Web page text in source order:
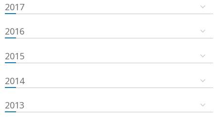
2017
2016
2015
2014
2013